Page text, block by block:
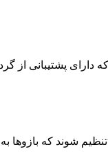
دارای پشتیبانی